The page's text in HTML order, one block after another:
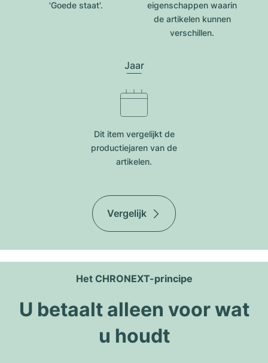
'Goede staat'.
eigenschappen waarin
de artikelen kunnen
verschillen.
Jaar
Dit item vergelijkt de
productiejar​en van de
artikelen.
Vergelijk
Het CHRONEXT-principe
U betaalt alleen voor wat
u houdt